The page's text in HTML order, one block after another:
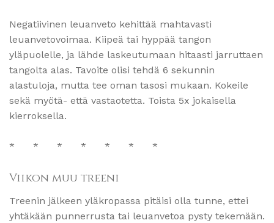
Negatiivinen leuanveto kehittää mahtavasti
leuanvetovoimaa. Kiipeä tai hyppää tangon
yläpuolelle, ja lähde laskeutumaan hitaasti jarruttaen
tangolta alas. Tavoite olisi tehdä 6 sekunnin
alastuloja, mutta tee oman tasosi mukaan. Kokeile
sekä myötä- että vastaotetta. Toista 5x jokaisella
kierroksella.
* * * * * * *
Viikon muu treeni
Treenin jälkeen yläkropassa pitäisi olla tunne, ettei
yhtäkään punnerrusta tai leuanvetoa pysty tekemään.